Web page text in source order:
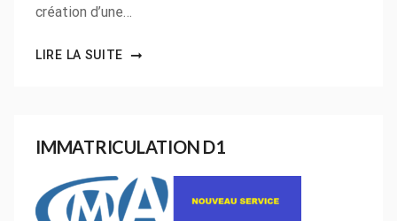
création d’une…
LIRE LA SUITE
IMMATRICULATION D1